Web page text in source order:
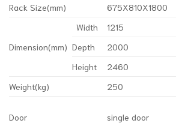
Rack Size(mm)
675X810X1800
Dimension(mm)
Width 1215
Depth
2000
Height
2460
Weight(kg)
250
Door single door